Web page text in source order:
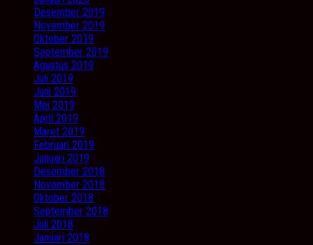
Desember 2019
November 2019
Oktober 2019
September 2019
Agustus 2019
Juli 2019
Juni 2019
Mei 2019
April 2019
Maret 2019
Februari 2019
Januari 2019
Desember 2018
November 2018
Oktober 2018
September 2018
Juli 2018
Januari 2018